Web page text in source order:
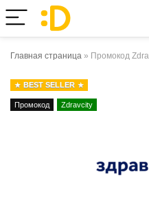
Главная страница » Промокод
BEST SELLER
Промокод Zdravcity